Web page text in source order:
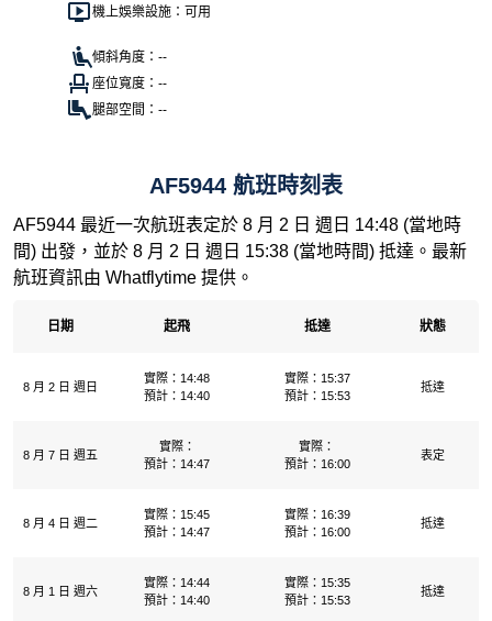
機上娛樂設施：可用
傾斜角度：--
座位寬度：--
腿部空間：--
AF5944 航班時刻表
AF5944 最近一次航班表定於 8 月 2 日 週日 14:48 (當地時
間) 出發，並於 8 月 2 日 週日 15:38 (當地時間) 抵達。最新
航班資訊由 Whatflytime 提供。
日期 起飛 抵達 狀態
8 月 2 日 週日
實際：14:48
預計：14:40
實際：15:37
預計：15:53
抵達
8 月 7 日 週五
實際：
預計：14:47
實際：
預計：16:00
表定
8 月 4 日 週二
實際：15:45
預計：14:47
實際：16:39
預計：16:00
抵達
8 月 1 日 週六
實際：14:44
預計：14:40
實際：15:35
預計：15:53
抵達